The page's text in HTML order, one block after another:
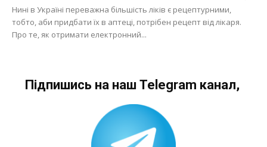
Нині в Україні переважна більшість ліків є рецептурними,
тобто, аби придбати їх в аптеці, потрібен рецепт від лікаря.
Про те, як отримати електронний...
Підпишись на наш Telegram канал,